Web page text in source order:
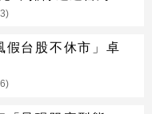
假台股不休市」卓